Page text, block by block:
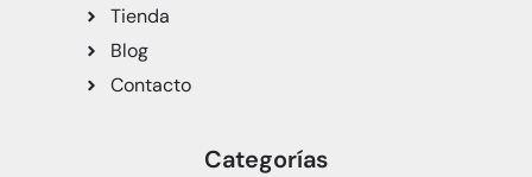
Tienda
Blog
Contacto
Categorías